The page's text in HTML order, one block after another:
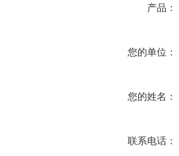
产品：
您的单位：
您的姓名：
联系电话：